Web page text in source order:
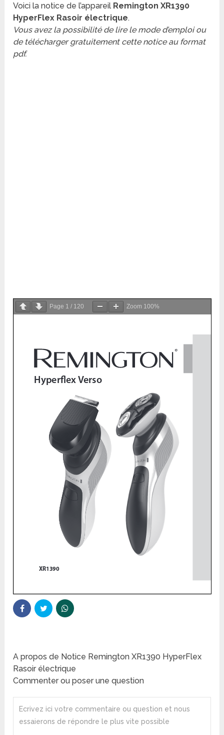
Voici la notice de l’appareil Remington XR1390
HyperFlex Rasoir électrique.
Vous avez la possibilité de lire le mode d’emploi ou
de télécharger gratuitement cette notice au format
pdf.
Page 1 / 120 Zoom 100%
A propos de Notice Remington XR1390 HyperFlex
Rasoir électrique
Commenter ou poser une question